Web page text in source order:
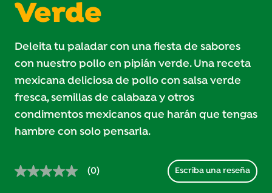
Verde
Deleita tu paladar con una fiesta de sabores
con nuestro pollo en pipián verde. Una receta
mexicana deliciosa de pollo con salsa verde
fresca, semillas de calabaza y otros
condimentos mexicanos que harán que tengas
hambre con solo pensarla.
Sin
(0) Escriba una reseña